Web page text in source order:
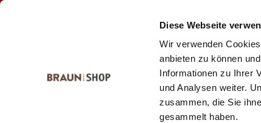
Diese Webseite
Wir verwenden
anbieten zu können
Informationen zu Ihrer
und Analysen weiter.
zusammen, die Sie
gesammelt haben.
Zum
Zum
Startseite alle Produkte Bäckerei Sale %